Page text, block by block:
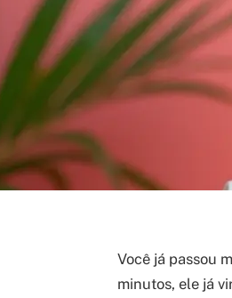
Você já passou
minutos, ele já